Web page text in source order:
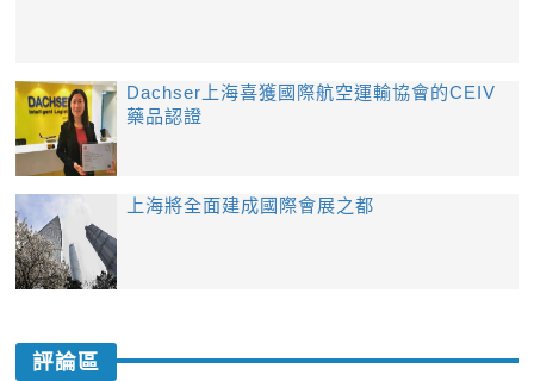
Dachser上海喜獲國際航空運輸協會的CEIV
藥品認證
上海將全面建成國際會展之都
評論區